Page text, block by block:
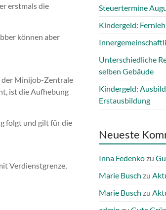
erstmals die
können aber
der Minijob-Zentrale
ist die Aufhebung
folgt und gilt für die
Verdienstgrenze,
Steuertermine
Kindergeld:
Unterschiedliche
selben Gebäude
Kindergeld:
Erstausbildung
Neueste
Inna Fedenkozu
Marie Busch zu
Marie Busch zu